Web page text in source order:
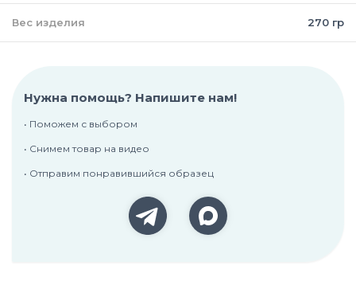
Вес изделия 270 гр
Нужна помощь? Напишите нам!
• Поможем с выбором
• Снимем товар на видео
• Отправим понравившийся образец